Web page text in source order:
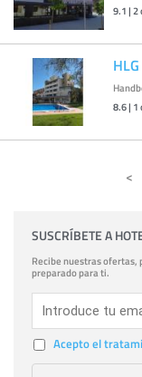
9.1|2
8.6| 1
SUSCRÍBETE A
Recibe nuestras ofertas,
preparado para ti.
Acepto el